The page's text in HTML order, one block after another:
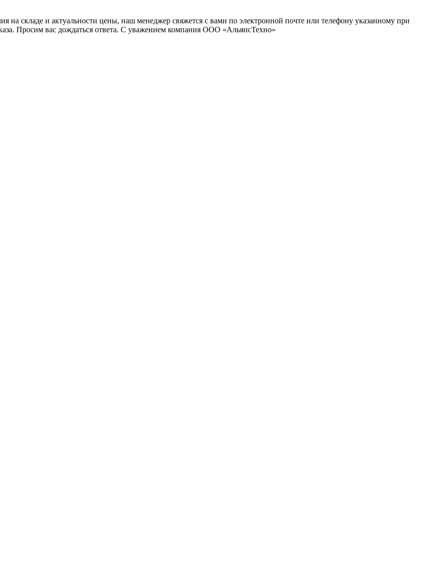
на складе и актуальности цены, наш менеджер свяжется с вами по электронной почте или телефону указанному при
Просим вас дождаться ответа. С уважением компания ООО «АльянсТехно»